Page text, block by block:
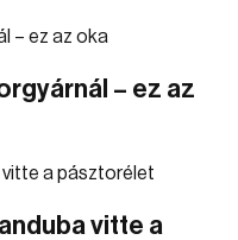
– ez az
vitte a